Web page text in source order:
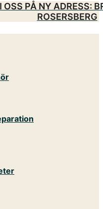
OSS PÅ NY ADRESS:
ROSERSBERG